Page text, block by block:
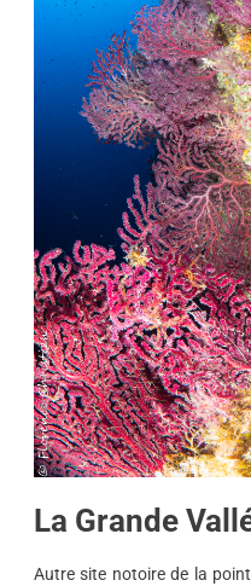
La Grande
Autre site notoire de la